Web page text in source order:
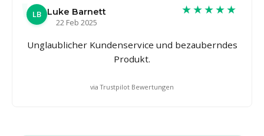
LB
Luke Barnett
22 Feb 2025
★★★★★
Unglaublicher Kundenservice und bezauberndes
Produkt.
via Trustpilot Bewertungen